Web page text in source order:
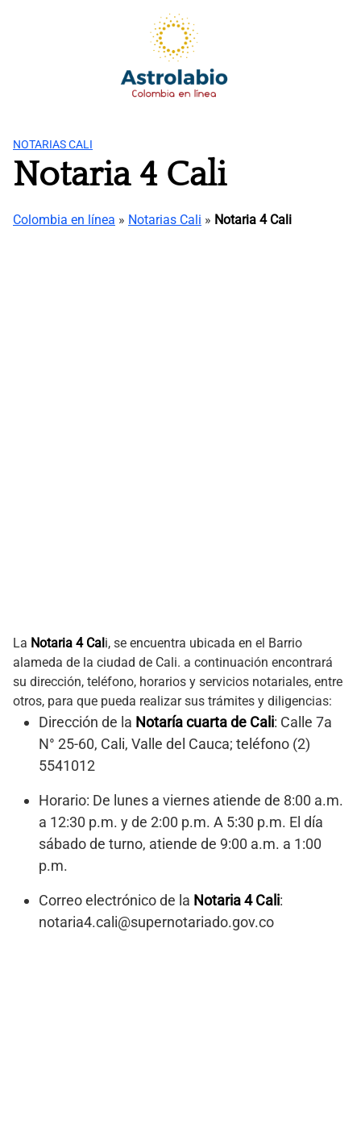
NOTARIAS CALI
Notaria 4 Cali
Colombia en línea » Notarias Cali » Notaria 4 Cali
La Notaria 4 Cali, se encuentra ubicada en el Barrio
alameda de la ciudad de Cali. a continuación encontrará
su dirección, teléfono, horarios y servicios notariales, entre
otros, para que pueda realizar sus trámites y diligencias:
Dirección de la Notaría cuarta de Cali: Calle 7a
N° 25-60, Cali, Valle del Cauca; teléfono (2)
5541012
Horario: De lunes a viernes atiende de 8:00 a.m.
a 12:30 p.m. y de 2:00 p.m. A 5:30 p.m. El día
sábado de turno, atiende de 9:00 a.m. a 1:00
p.m.
Correo electrónico de la Notaria 4 Cali:
notaria4.cali@supernotariado.gov.co